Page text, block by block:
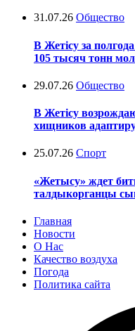
31.07.26 Общество
В Жетісу за
105 тысяч тонн
29.07.26 Общество
В Жетісу
хищников
25.07.26 Спорт
«Жетысу» ждет
талдыкорганцы
Главная
Новости
О Нас
Качество воздуха
Погода
Политика сайта